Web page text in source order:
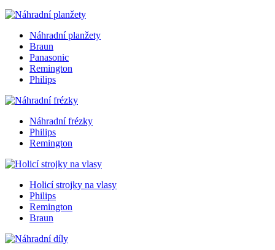
Náhradní planžety
Braun
Panasonic
Remington
Philips
Náhradní frézky
Philips
Remington
Holicí strojky na vlasy
Philips
Remington
Braun